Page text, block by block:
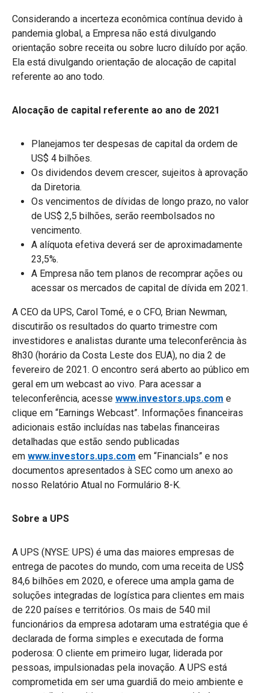
Considerando a incerteza econômica contínua devido à
pandemia global, a Empresa não está divulgando
orientação sobre receita ou sobre lucro diluído por ação.
Ela está divulgando orientação de alocação de capital
referente ao ano todo.
Alocação de capital referente ao ano de 2021
Planejamos ter despesas de capital da ordem de
US$ 4 bilhões.
Os dividendos devem crescer, sujeitos à aprovação
da Diretoria.
Os vencimentos de dívidas de longo prazo, no valor
de US$ 2,5 bilhões, serão reembolsados no
vencimento.
A alíquota efetiva deverá ser de aproximadamente
23,5%.
A Empresa não tem planos de recomprar ações ou
acessar os mercados de capital de dívida em 2021.
A CEO da UPS, Carol Tomé, e o CFO, Brian Newman,
discutirão os resultados do quarto trimestre com
investidores e analistas durante uma teleconferência às
8h30 (horário da Costa Leste dos EUA), no dia 2 de
fevereiro de 2021. O encontro será aberto ao público em
geral em um webcast ao vivo. Para acessar a
teleconferência, acesse www.investors.ups.com e
clique em “Earnings Webcast”. Informações financeiras
adicionais estão incluídas nas tabelas financeiras
detalhadas que estão sendo publicadas
em www.investors.ups.com em “Financials” e nos
documentos apresentados à SEC como um anexo ao
nosso Relatório Atual no Formulário 8-K.
Sobre a UPS
A UPS (NYSE: UPS) é uma das maiores empresas de
entrega de pacotes do mundo, com uma receita de US$
84,6 bilhões em 2020, e oferece uma ampla gama de
soluções integradas de logística para clientes em mais
de 220 países e territórios. Os mais de 540 mil
funcionários da empresa adotaram uma estratégia que é
declarada de forma simples e executada de forma
poderosa: O cliente em primeiro lugar, liderada por
pessoas, impulsionadas pela inovação. A UPS está
comprometida em ser uma guardiã do meio ambiente e